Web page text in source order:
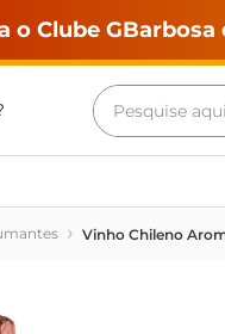
o Clube
Pesquise
Vinho Chileno
Termos
maquina